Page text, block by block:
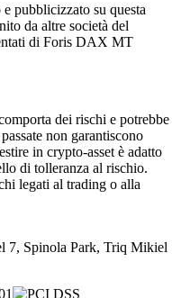
pubblicizzato su questa
da altre società del
di Foris DAX MT
dei rischi e potrebbe
non garantiscono
in crypto-asset è adatto
di tolleranza al rischio.
legati al trading o alla
7, Spinola Park, Triq Mikiel